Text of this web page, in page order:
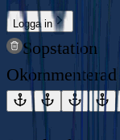
Logga in
Sopstation
Okommenterad